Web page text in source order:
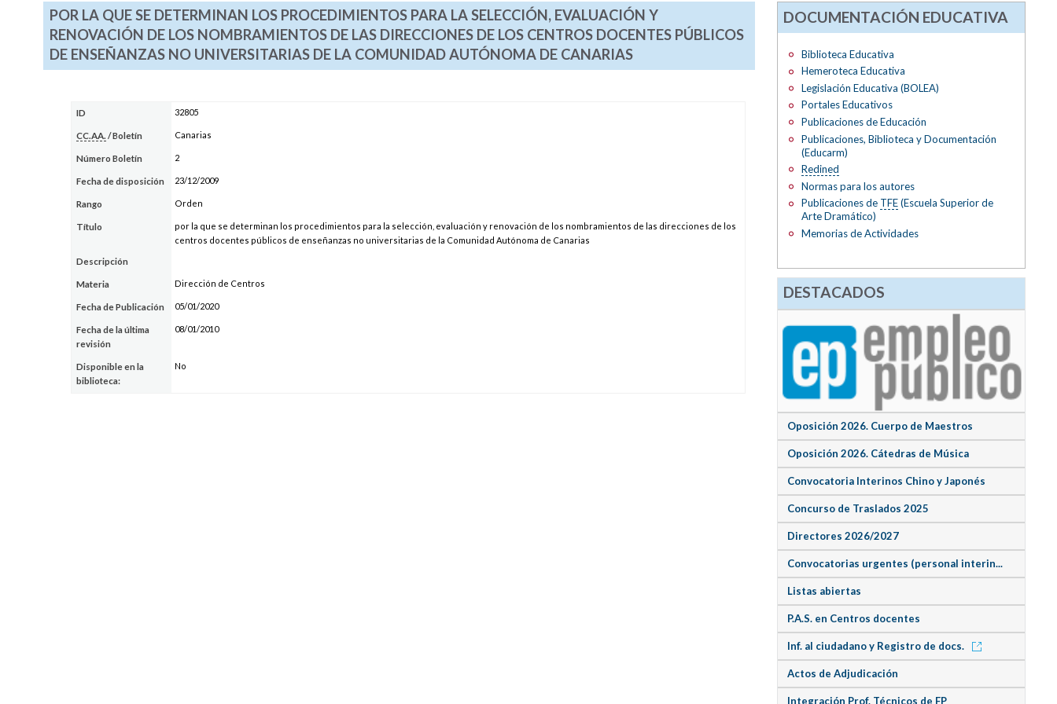
POR LA QUE SE DETERMINAN LOS PROCEDIMIENTOS PARA LA SELECCIÓN, EVALUACIÓN Y
RENOVACIÓN DE LOS NOMBRAMIENTOS DE LAS DIRECCIONES DE LOS CENTROS DOCENTES PÚBLICOS
DE ENSEÑANZAS NO UNIVERSITARIAS DE LA COMUNIDAD AUTÓNOMA DE CANARIAS
ID 32805
CC.AA. / Boletín Canarias
Número Boletín 2
Fecha de disposición 23/12/2009
Rango Orden
Título
por la que se determinan los procedimientos para la selección, evaluación y renovación de los nombramientos de las direcciones de los
centros docentes públicos de enseñanzas no universitarias de la Comunidad Autónoma de Canarias
Descripción
Materia Dirección de Centros
Fecha de Publicación 05/01/2020
Fecha de la última
revisión
08/01/2010
Disponible en la
biblioteca:
No
DOCUMENTACIÓN EDUCATIVA
Biblioteca Educativa
Hemeroteca Educativa
Legislación Educativa (BOLEA)
Portales Educativos
Publicaciones de Educación
Publicaciones, Biblioteca y Documentación
(Educarm)
Redined
Normas para los autores
Publicaciones de TFE(Escuela Superior de
Arte Dramático)
Memorias de Actividades
DESTACADOS
Oposición 2026. Cuerpo de Maestros
Oposición 2026. Cátedras de Música
Convocatoria Interinos Chino y Japonés
Concurso de Traslados 2025
Directores 2026/2027
Convocatorias urgentes (personal interin...
Listas abiertas
P.A.S. en Centros docentes
Inf. al ciudadano y Registro de docs.
Actos de Adjudicación
Integración Prof. Técnicos de FP